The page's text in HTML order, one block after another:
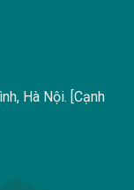
Hà Nội. [Cạnh